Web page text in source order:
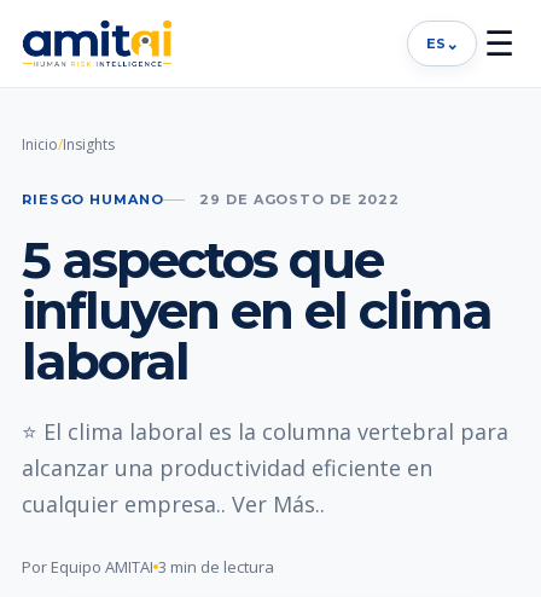
ES ⌄ ☰
Inicio/Insights
RIESGO HUMANO 29 DE AGOSTO DE 2022
5 aspectos que
influyen en el clima
laboral
⭐ El clima laboral es la columna vertebral para
alcanzar una productividad eficiente en
cualquier empresa.. Ver Más..
Por Equipo AMITAI 3 min de lectura